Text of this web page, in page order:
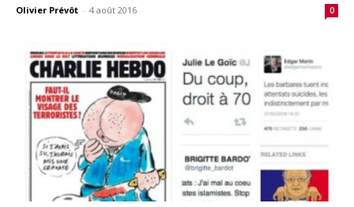
Olivier Prévôt - 4 août 2016 0